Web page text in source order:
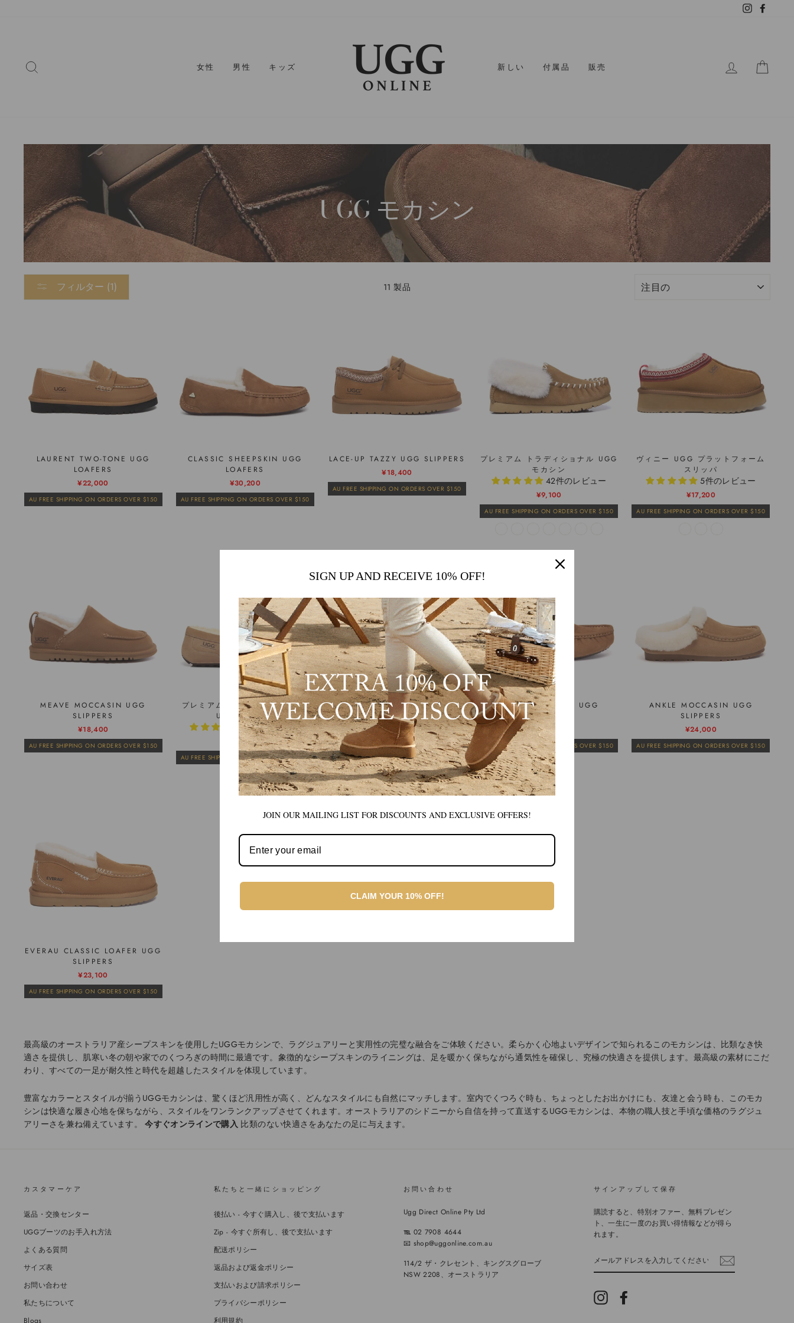
Instagram
女性 男性 キッズ 新しい 付属品 販売 ログイン
UGG モカシン
フィルター (1) 11 製品
選
別
LAURENT TWO-TONE UGG
LOAFERS
¥22,000
AU FREE SHIPPING ON ORDERS OVER $150
CLASSIC SHEEPSKIN UGG
LOAFERS
¥30,200
AU FREE SHIPPING ON ORDERS OVER $150
LACE-UP TAZZY UGG SLIPPERS
通
常
価
販
売
価
¥18,400
AU FREE SHIPPING ON ORDERS OVER $150
プレミアム トラディショナル UGG
モカシン
42件のレビュー
通
常
価
販
売
価
¥9,100
AU FREE SHIPPING ON ORDERS OVER $150
ヴィニー UGG プラットフォーム
スリッパ
5件のレビュー
通
常
価
販
売
価
¥17,200
AU FREE SHIPPING ON ORDERS OVER $150
MEAVE MOCCASIN UGG
SLIPPERS
通
常
価
販
売
価
¥18,400
AU FREE SHIPPING ON ORDERS OVER $150
プレミアム シープスキン メンズ
UGG モカシン
4件のレビュー
¥12,500
AU FREE SHIPPING ON ORDERS OVER $150
MEN MOCCASIN CASUAL SLIP
ON LOAFERS
¥26,400
AU FREE SHIPPING ON ORDERS OVER $150
PIELE MOCCASIN UGG
SLIPPERS
通
常
価
格
販
売
価
格
¥25,100
AU FREE SHIPPING ON ORDERS OVER $150
ANKLE MOCCASIN UGG
SLIPPERS
¥24,000
AU FREE SHIPPING ON ORDERS OVER $150
EVERAU CLASSIC LOAFER UGG
SLIPPERS
通
常
価
販
売
価
¥23,100
AU FREE SHIPPING ON ORDERS OVER $150
最高級のオーストラリア産シープスキンを使用したUGGモカシンで、ラグジュアリーと実用性の完璧な融合をご体験ください。柔らかく心地よいデザインで知られるこのモカシンは、比類なき快
適さを提供し、肌寒い冬の朝や家でのくつろぎの時間に最適です。象徴的なシープスキンのライニングは、足を暖かく保ちながら通気性を確保し、究極の快適さを提供します。最高級の素材にこだ
わり、すべての一足が耐久性と時代を超越したスタイルを体現しています。
豊富なカラーとスタイルが揃うUGGモカシンは、驚くほど汎用性が高く、どんなスタイルにも自然にマッチします。室内でくつろぐ時も、ちょっとしたお出かけにも、友達と会う時も、このモカ
シンは快適な履き心地を保ちながら、スタイルをワンランクアップさせてくれます。オーストラリアのシドニーから自信を持って直送するUGGモカシンは、本物の職人技と手頃な価格のラグジュ
アリーさを兼ね備えています。今すぐオンラインで購入 比類のない快適さをあなたの足に与えます。
カスタマーケア
返品・交換センター
UGGブーツのお手入れ方法
よくある質問
サイズ表
お問い合わせ
私たちについて
Blogs
私たちと一緒にショッピング
後払い - 今すぐ購入し、後で支払います
Zip - 今すぐ所有し、後で支払います
配送ポリシー
返品および返金ポリシー
支払いおよび請求ポリシー
プライバシーポリシー
利用規約
お問い合わせ
Ugg Direct Online Pty Ltd
℡ 02 7908 4644
📧 shop@uggonline.com.au
114/2 ザ・クレセント、キングスグローブ
NSW 2208、オーストラリア
サインアップして保存
購読すると、特別オファー、無料プレゼン
ト、一生に一度のお買い得情報などが得ら
れます。
ー
ド Instagram
SIGN UP AND RECEIVE 10% OFF!
JOIN OUR MAILING LIST FOR DISCOUNTS AND EXCLUSIVE OFFERS!
CLAIM YOUR 10% OFF!